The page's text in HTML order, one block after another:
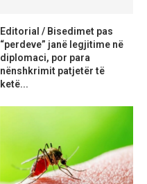
Editorial / Bisedimet pas
“perdeve” janë legjitime në
diplomaci, por para
nënshkrimit patjetër të
ketë...